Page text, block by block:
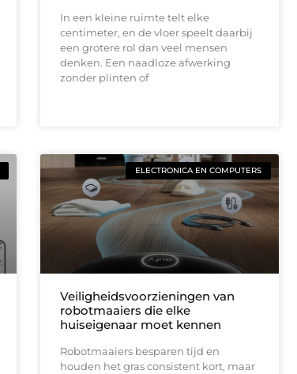
In een kleine ruimte telt elke
centimeter, en de vloer speelt daarbij
een grotere rol dan veel mensen
denken. Een naadloze afwerking
zonder plinten of
ELECTRONICA EN COMPUTERS
Veiligheidsvoorzieningen van
robotmaaiers die elke
huiseigenaar moet kennen
Robotmaaiers besparen tijd en
houden het gras consistent kort, maar